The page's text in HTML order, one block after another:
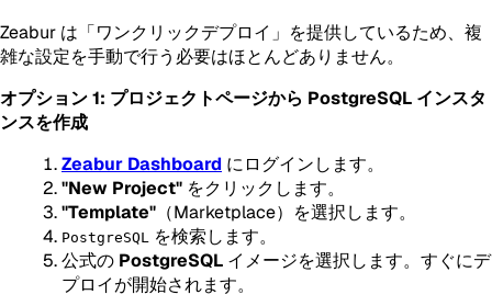
Zeabur は「ワンクリックデプロイ」を提供しているため、複
雑な設定を手動で行う必要はほとんどありません。
オプション 1: プロジェクトページから PostgreSQL インスタ
ンスを作成
Zeabur Dashboard にログインします。
"New Project" をクリックします。
"Template" （Marketplace）を選択します。
PostgreSQL
を検索します。
公式の PostgreSQL イメージを選択します。すぐにデ
プロイが開始されます。